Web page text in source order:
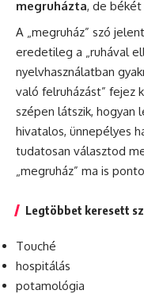
megruházta, de
A „megruház” szó
eredetileg a „ruhával
nyelvhasználatban
való felruházást” fejez
szépen látszik, hogyan
hivatalos, ünnepélyes
tudatosan választod
„megruház” ma is
Legtöbbet keresett
Touché
hospitálás
potamológia